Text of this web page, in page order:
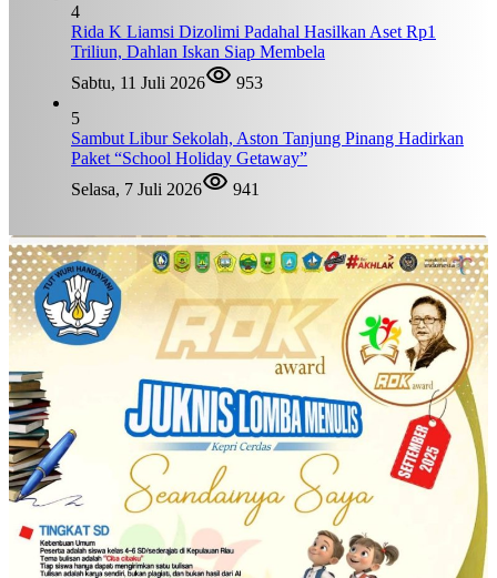
4
Rida K Liamsi Dizolimi Padahal Hasilkan Aset Rp1
Triliun, Dahlan Iskan Siap Membela
Sabtu, 11 Juli 2026
953
5
Sambut Libur Sekolah, Aston Tanjung Pinang Hadirkan
Paket “School Holiday Getaway”
Selasa, 7 Juli 2026
941